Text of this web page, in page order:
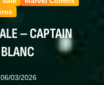
– CAPTAIN
06/03/2026